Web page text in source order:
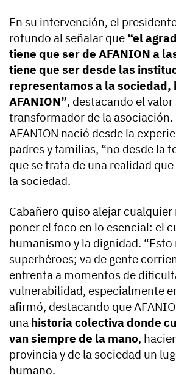
En su intervención, el
rotundo al señalar que “el
tiene que ser de AFANION a
tiene que ser desde las
representamos a la sociedad,
AFANION”, destacando el
transformador de la asociación.
AFANION nació desde la
padres y familias, “no desde la
que se trata de una realidad
la sociedad.
Cabañero quiso alejar
poner el foco en lo esencial: el
humanismo y la dignidad. “Esto
superhéroes; va de gente
enfrenta a momentos de
vulnerabilidad, especialmente
afirmó, destacando que
una historia colectiva donde
van siempre de la mano,
provincia y de la sociedad un
humano.